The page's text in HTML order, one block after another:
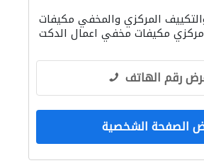
المركزي والمخفي مكيفات
رقم الهاتف
الصفحة الشخصية